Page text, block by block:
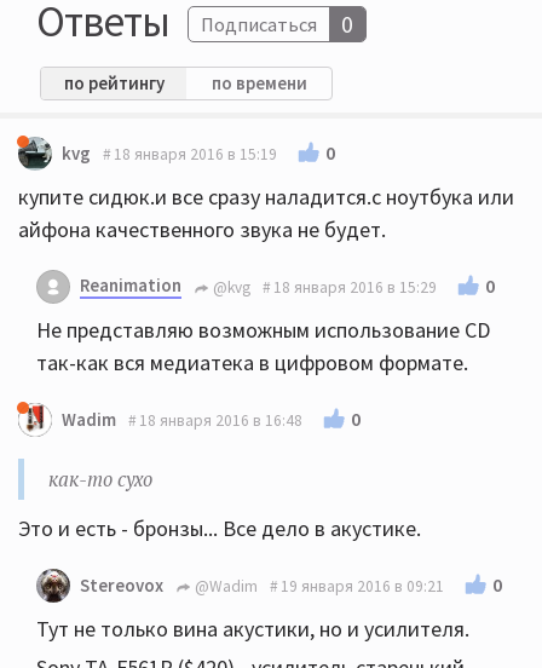
Ответы Подписаться 0
по рейтингу по времени
kvg 18 января 2016 в 15:19 0
купите сидюк.и все сразу наладится.с ноутбука или
айфона качественного звука не будет.
Reanimation @kvg 18 января 2016 в 15:29 0
Не представляю возможным использование CD
так-как вся медиатека в цифровом формате.
Wadim 18 января 2016 в 16:48 0
как-то сухо
Это и есть - бронзы... Все дело в акустике.
Stereovox @Wadim 19 января 2016 в 09:21 0
Тут не только вина акустики, но и усилителя.